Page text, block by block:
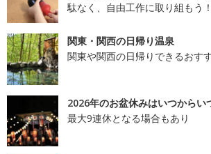
駄なく、自由工作に取り組もう！
関東・関西の日帰り温泉
関東や関西の日帰りできるおす
2026年のお盆休みはいつからい
最大9連休となる場合もあり